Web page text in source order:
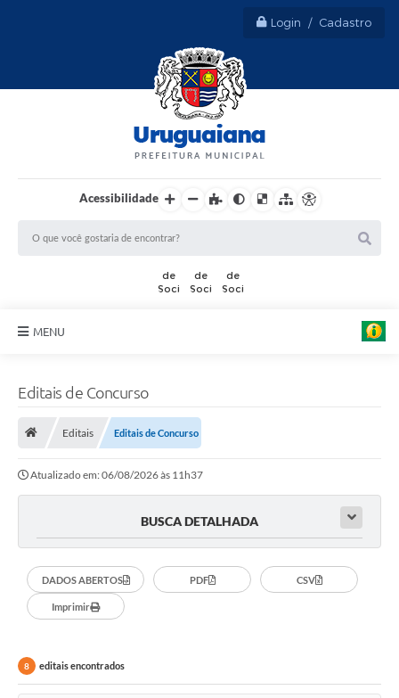
Login / Cadastro
Acessibilidade
MENU
Carta de Serviços
Transparência
COVID-19
Prefeito Municipal
Requerimento geral
Editais de Concurso
Editais Editais de Concurso
Atualizado em: 06/08/2026 às 11h37
BUSCA DETALHADA
DADOS ABERTOS PDF CSV
Imprimir
8 editais encontrados